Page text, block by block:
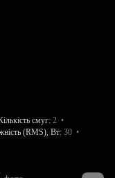
смуг 2
(RMS), Вт 30